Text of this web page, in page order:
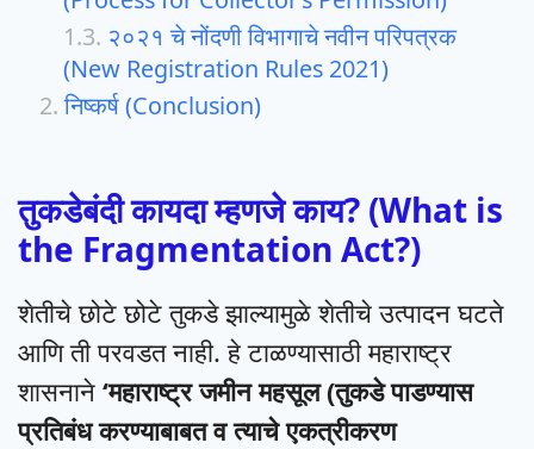
२०२१ चे नोंदणी विभागाचे नवीन परिपत्रक
(New Registration Rules 2021)
निष्कर्ष (Conclusion)
तुकडेबंदी कायदा म्हणजे काय? (What is
the Fragmentation Act?)
शेतीचे छोटे छोटे तुकडे झाल्यामुळे शेतीचे उत्पादन घटते
आणि ती परवडत नाही. हे टाळण्यासाठी महाराष्ट्र
शासनाने ‘महाराष्ट्र जमीन महसूल (तुकडे पाडण्यास
प्रतिबंध करण्याबाबत व त्याचे एकत्रीकरण